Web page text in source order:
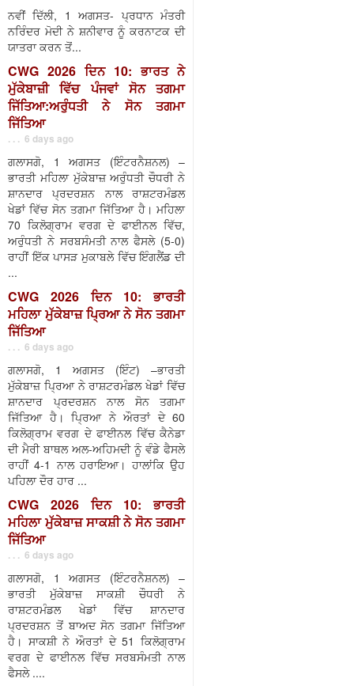
ਨਵੀਂ ਦਿੱਲੀ, 1 ਅਗਸਤ- ਪ੍ਰਧਾਨ ਮੰਤਰੀ
ਨਰਿੰਦਰ ਮੋਦੀ ਨੇ ਸ਼ਨੀਵਾਰ ਨੂੰ ਕਰਨਾਟਕ ਦੀ
ਯਾਤਰਾ ਕਰਨ ਤੋਂ...
CWG 2026 ਦਿਨ 10: ਭਾਰਤ ਨੇ
ਮੁੱਕੇਬਾਜ਼ੀ ਵਿੱਚ ਪੰਜਵਾਂ ਸੋਨ ਤਗਮਾ
ਜਿੱਤਿਆ:ਅਰੁੰਧਤੀ ਨੇ ਸੋਨ ਤਗਮਾ
ਜਿੱਤਿਆ
. . . 6 days ago
ਗਲਾਸਗੋ, 1 ਅਗਸਤ (ਇੰਟਰਨੈਸ਼ਨਲ) –
ਭਾਰਤੀ ਮਹਿਲਾ ਮੁੱਕੇਬਾਜ਼ ਅਰੁੰਧਤੀ ਚੌਧਰੀ ਨੇ
ਸ਼ਾਨਦਾਰ ਪ੍ਰਦਰਸ਼ਨ ਨਾਲ ਰਾਸ਼ਟਰਮੰਡਲ
ਖੇਡਾਂ ਵਿੱਚ ਸੋਨ ਤਗਮਾ ਜਿੱਤਿਆ ਹੈ। ਮਹਿਲਾ
70 ਕਿਲੋਗ੍ਰਾਮ ਵਰਗ ਦੇ ਫਾਈਨਲ ਵਿੱਚ,
ਅਰੁੰਧਤੀ ਨੇ ਸਰਬਸੰਮਤੀ ਨਾਲ ਫੈਸਲੇ (5-0)
ਰਾਹੀਂ ਇੱਕ ਪਾਸੜ ਮੁਕਾਬਲੇ ਵਿੱਚ ਇੰਗਲੈਂਡ ਦੀ
...
CWG 2026 ਦਿਨ 10: ਭਾਰਤੀ
ਮਹਿਲਾ ਮੁੱਕੇਬਾਜ਼ ਪ੍ਰਿਆ ਨੇ ਸੋਨ ਤਗਮਾ
ਜਿੱਤਿਆ
. . . 6 days ago
ਗਲਾਸਗੋ, 1 ਅਗਸਤ (ਇੰਟ) –ਭਾਰਤੀ
ਮੁੱਕੇਬਾਜ਼ ਪ੍ਰਿਆ ਨੇ ਰਾਸ਼ਟਰਮੰਡਲ ਖੇਡਾਂ ਵਿੱਚ
ਸ਼ਾਨਦਾਰ ਪ੍ਰਦਰਸ਼ਨ ਨਾਲ ਸੋਨ ਤਗਮਾ
ਜਿੱਤਿਆ ਹੈ। ਪ੍ਰਿਆ ਨੇ ਔਰਤਾਂ ਦੇ 60
ਕਿਲੋਗ੍ਰਾਮ ਵਰਗ ਦੇ ਫਾਈਨਲ ਵਿੱਚ ਕੈਨੇਡਾ
ਦੀ ਮੈਰੀ ਬਾਥਲ ਅਲ-ਅਹਿਮਦੀ ਨੂੰ ਵੰਡੇ ਫੈਸਲੇ
ਰਾਹੀਂ 4-1 ਨਾਲ ਹਰਾਇਆ। ਹਾਲਾਂਕਿ ਉਹ
ਪਹਿਲਾ ਦੌਰ ਹਾਰ ...
CWG 2026 ਦਿਨ 10: ਭਾਰਤੀ
ਮਹਿਲਾ ਮੁੱਕੇਬਾਜ਼ ਸਾਕਸ਼ੀ ਨੇ ਸੋਨ ਤਗਮਾ
ਜਿੱਤਿਆ
. . . 6 days ago
ਗਲਾਸਗੋ, 1 ਅਗਸਤ (ਇੰਟਰਨੈਸ਼ਨਲ) –
ਭਾਰਤੀ ਮੁੱਕੇਬਾਜ਼ ਸਾਕਸ਼ੀ ਚੌਧਰੀ ਨੇ
ਰਾਸ਼ਟਰਮੰਡਲ ਖੇਡਾਂ ਵਿੱਚ ਸ਼ਾਨਦਾਰ
ਪ੍ਰਦਰਸ਼ਨ ਤੋਂ ਬਾਅਦ ਸੋਨ ਤਗਮਾ ਜਿੱਤਿਆ
ਹੈ। ਸਾਕਸ਼ੀ ਨੇ ਔਰਤਾਂ ਦੇ 51 ਕਿਲੋਗ੍ਰਾਮ
ਵਰਗ ਦੇ ਫਾਈਨਲ ਵਿੱਚ ਸਰਬਸੰਮਤੀ ਨਾਲ
ਫੈਸਲੇ ....